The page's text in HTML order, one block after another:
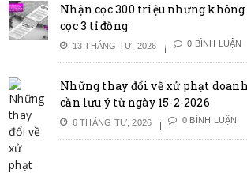
Nhận cọc 300 triệu nhưng không
cọc 3 tỉ đồng
13 THÁNG TƯ, 2026 0 BÌNH LUẬN
Những thay đổi về xử phạt
cần lưu ý từ ngày 15-2-2026
6 THÁNG TƯ, 2026 0 BÌNH LUẬN